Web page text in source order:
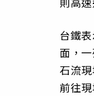
台鐵
面，
石流
前往現